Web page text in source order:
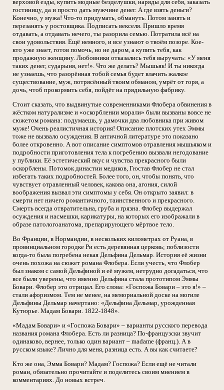
верховой езды, купить модные безделушки, наряды для себя, заказать
гостиницу, да и просто дать мужчине денег. А где взять деньги?
Конечно, у мужа! Что-то придумать, обмануть. Потом занять и
перезанять у ростовщика. Подписать векселя. Пришло время
отдавать, а отдавать нечего, ты разорила семью. Потратила всё на
свои удовольствия. Ещё немного, и все узнают о твоём позоре. Кое-
кто уже знает, готов помочь, но не даром, а купить тебя, как
продажную женщину. Любовники отказались тебя выручать: «У меня
таких денег, сударыня, нет!». Что же делать? Мышьяк! И ты никогда
не узнаешь, что разорённая тобой семья будет влачить жалкое
существование, муж, потрясённый твоим обманом, умрёт от горя, а
дочь, чтоб прокормить себя, пойдёт на прядильную фабрику.
Стоит сказать, что выдвинутые современниками Флобера обвинения в
жёстком натурализме и «оскорблении морали» были вызваны вовсе не
сюжетом романа: подумаешь, у дамочки два любовника при живом
муже! Очень реалистичная история! Описание плотских утех Эммы
тоже не вызвало осуждения. В античной литературе это показано
более откровенно. А вот описание симптомов отравления мышьяком и
подробности приготовления тела к погребению вызвали негодование
у публики. Её эстетический вкус и чувства прекрасного были
оскорблены. Потомок династии медиков, Гюстав Флобер не стал
избегать таких подробностей. Более того, он, чтобы понять, что
чувствует отравленный человек, какова она, агония, силой
воображения вызвал эти симптомы у себя. Он открыто заявил: в
смерти нет ничего романтичного, таинственного и прекрасного.
Смерть всегда отвратительна, груба и грязна. Флобер выдержал
осуждения и насмешки, карикатуры, на которых его изображали в
образе патологоанатома, препарирующего мёртвое тело.
Во Франции, в Нормандии, в нескольких километрах от Руана, в
провинциальном городке Ри есть деревянная церковь; поблизости
когда-то была погребена некая Дельфина Дельмар. История её жизни
очень похожа на сюжет романа Флобера. Если учесть, что Флобер
был знаком с самой Дельфиной и её мужем, нетрудно догадаться, что
все были уверены, что именно Дельфина стала прототипом Эммы
Бовари. Флобер это отрицал. Его слова: «Госпожа Бовари – это я!» –
стали афоризмом. Тем не менее, на мемориальной доске на могиле
Дельфины Дельмар начертано: «Дельфина Дельмар, урожденная
Кутюрье. Мадам Бовари. 1822-1848».
«Мадам Бовари» и «Госпожа Бовари» – варианты русского перевода
названия романа Флобера. Есть ли разница? По-французски звучит
одинаково, вернее, только один вариант – madame (франц.). А в
русском языке? Лично для меня, разница есть. А вы как считаете?
Кто же она, Эмма Бовари? Мадам? Госпожа? Если ещё не читали
роман, обязательно прочитайте и поделитесь своим мнением в
комментариях. До новых встреч.